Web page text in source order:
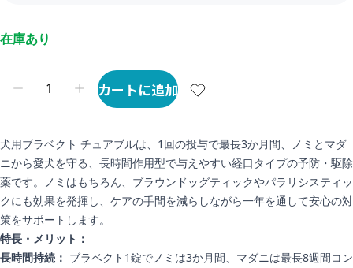
在庫あり
カートに追加
犬用ブラベクト チュアブルは、1回の投与で最長3か月間、ノミとマダ
ニから愛犬を守る、長時間作用型で与えやすい経口タイプの予防・駆除
薬です。ノミはもちろん、ブラウンドッグティックやパラリシスティッ
クにも効果を発揮し、ケアの手間を減らしながら一年を通して安心の対
策をサポートします。
特長・メリット：
長時間持続： ブラベクト1錠でノミは3か月間、マダニは最長8週間コン